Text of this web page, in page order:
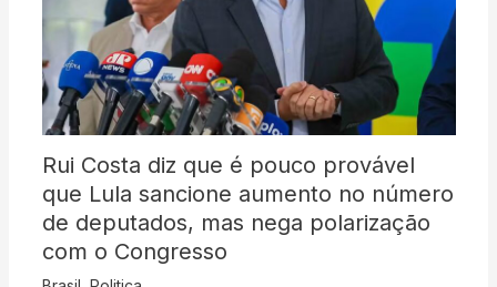
Rui Costa diz que é pouco provável
que Lula sancione aumento no número
de deputados, mas nega polarização
com o Congresso